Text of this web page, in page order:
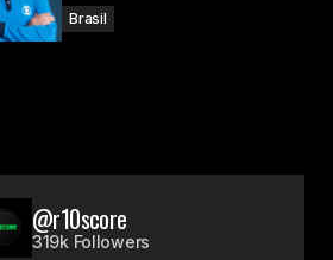
Brasil
@r10score
319k Followers